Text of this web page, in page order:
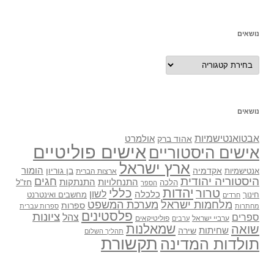
נושאים
נושאים
נושאים
אבטואנטישמיות אהוד ברק אולמרט
אישים היסטוריים אישים פוליטיים
אנטישמיות אקדמיה ארץ ישראל ארצות הברית בן גוריון הומור
היסטוריה יהודית הלכה הספר התנחלויות התנתקות חגים חז"ל
חינוך חרדים טרור יהדות כלכלה כללי לשון מחשבים ואינטרנט
מחתרות מלחמות ישראל מערכת המשפט ספרות ספרות עברית
ספרים ערביי ישראל ערבים פוליטיקאים פלסטינים צהל ציונות
שואה שחיתות שירה שמאלנות תהליך השלום
תולדות המדינה תקשורת